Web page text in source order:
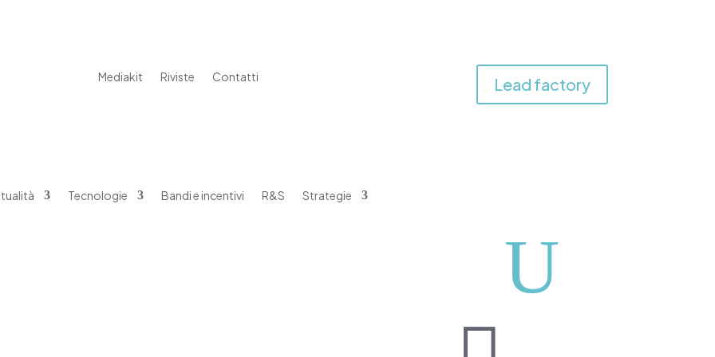
Mediakit Riviste Contatti Lead factory
Tecnologie Bandi e incentivi R&S Strategie
U